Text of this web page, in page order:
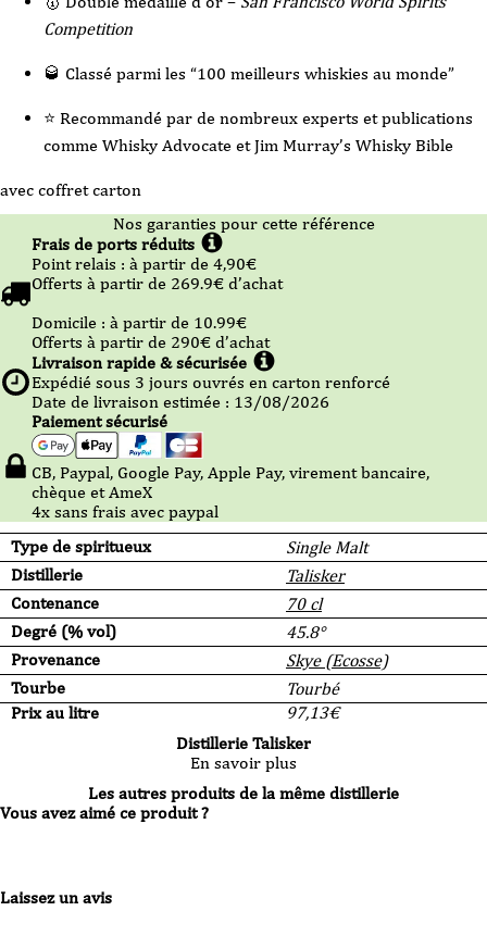
Competition
🥃 Classé parmi les “100 meilleurs whiskies au monde”
⭐ Recommandé par de nombreux experts et publications
comme Whisky Advocate et Jim Murray’s Whisky Bible
avec coffret carton
Type de spiritueux
Single Malt
Distillerie
Talisker
Contenance
70 cl
Degré (% vol)
45.8°
Provenance
Skye (Ecosse)
Tourbe
Tourbé
Prix au litre
97,13€
Nos garanties pour cette référence
Frais de ports réduits
Point relais : à partir de 4,90€
Offerts à partir de 269.9€ d’achat
Domicile : à partir de 10.99€
Offerts à partir de 290€ d’achat
Livraison rapide & sécurisée
Expédié sous 3 jours ouvrés en carton renforcé
Date de livraison estimée : 13/08/2026
Paiement sécurisé
CB, Paypal, Google Pay, Apple Pay, virement bancaire,
chèque et AmeX
4x sans frais avec paypal
Distillerie Talisker
En savoir plus
Les autres produits de la même distillerie
Vous avez aimé ce produit ?
Laissez un avis